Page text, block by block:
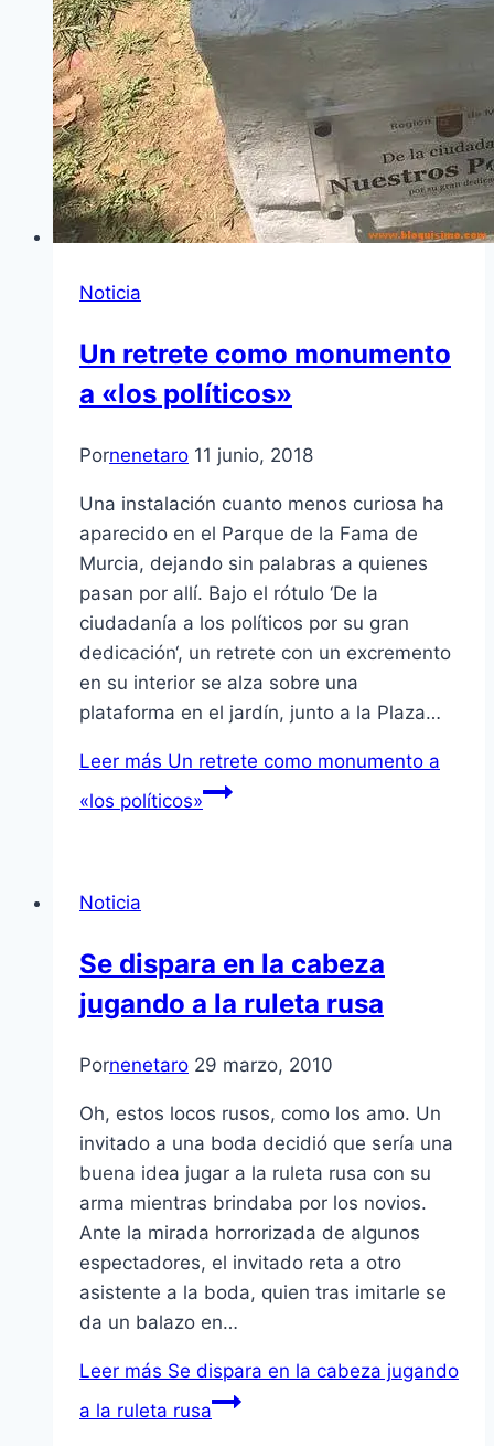
Noticia
Un retrete como monumento
a «los políticos»
Pornenetaro 11 junio, 2018
Una instalación cuanto menos curiosa ha
aparecido en el Parque de la Fama de
Murcia, dejando sin palabras a quienes
pasan por allí. Bajo el rótulo ‘De la
ciudadanía a los políticos por su gran
dedicación‘, un retrete con un excremento
en su interior se alza sobre una
plataforma en el jardín, junto a la Plaza…
Leer más Un retrete como monumento a
«los políticos»
Noticia
Se dispara en la cabeza
jugando a la ruleta rusa
Pornenetaro 29 marzo, 2010
Oh, estos locos rusos, como los amo. Un
invitado a una boda decidió que serí­a una
buena idea jugar a la ruleta rusa con su
arma mientras brindaba por los novios.
Ante la mirada horrorizada de algunos
espectadores, el invitado reta a otro
asistente a la boda, quien tras imitarle se
da un balazo en…
Leer más Se dispara en la cabeza jugando
a la ruleta rusa